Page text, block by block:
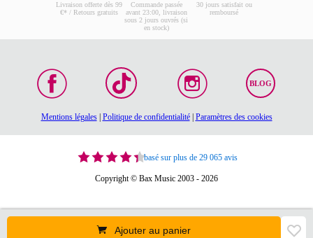
Ajouter au panier
Livraison offerte dès 99
€* / Retours gratuits
Commande passée
avant 23:00, livraison
sous 2 jours ouvrés (si
en stock)
30 jours satisfait ou
remboursé
BLOG
Mentions légales| Politique de confidentialité| Paramètres des cookies
basé sur plus de 29 065 avis
Copyright © Bax Music 2003 - 2026